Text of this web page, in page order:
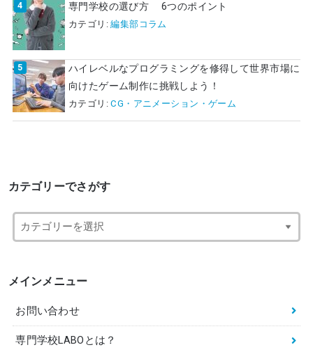
専門学校の選び方 6つのポイント
カテゴリ:編集部コラム
ハイレベルなプログラミングを修得して世界市場に
向けたゲーム制作に挑戦しよう！
カテゴリ:CG・アニメーション・ゲーム
カテゴリーでさがす
メインメニュー
お問い合わせ
専門学校LABOとは？